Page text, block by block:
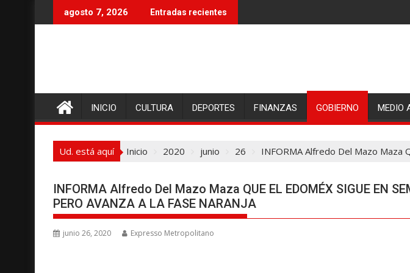
r
n
e
agosto 7, 2026 Entradas recientes
INICIO CULTURA DEPORTES FINANZAS GOBIERNO MEDIO
Ud. está aquí Inicio 2020 junio 26 INFORMA Alfredo Del Mazo Maza
INFORMA Alfredo Del Mazo Maza QUE EL EDOMÉX SIGUE EN
PERO AVANZA A LA FASE NARANJA
junio 26, 2020 Expresso Metropolitano